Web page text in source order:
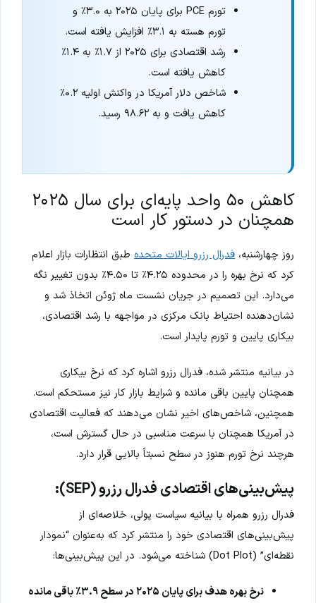
تورم PCE برای پایان ۲۰۲۵ به ۳.۰٪ و
تورم هسته به ۳.۱٪ افزایش یافته است.
رشد اقتصادی برای ۲۰۲۵ از ۱.۷٪ به ۱.۴٪
کاهش یافته است.
شاخص دلار آمریکا در واکنش اولیه ۰.۲٪
کاهش یافت و به ۹۸.۶۲ رسید.
کاهش ۵۰ واحد پایه‌ای برای سال ۲۰۲۵
همچنان در دستور کار است
روز چهارشنبه، فدرال رزرو ایالات متحده طبق انتظارات بازار اعلام
کرد که نرخ بهره را در محدوده ۴.۲۵٪ تا ۴.۵۰٪ بدون تغییر نگه
می‌دارد. این تصمیم در جریان نشست ماه ژوئن اتخاذ شد و
نشان‌دهنده احتیاط بانک مرکزی در مواجهه با رشد اقتصادی،
بیکاری پایین و تورم پایدار است.
در بیانیه منتشر شده، فدرال رزرو اشاره کرد که نرخ بیکاری
همچنان پایین باقی مانده و شرایط بازار کار نیز مستحکم است.
همچنین، شاخص‌های اخیر نشان می‌دهند که فعالیت اقتصادی
در آمریکا همچنان با سرعت مناسبی در حال گسترش است،
هرچند نرخ تورم هنوز در سطح نسبتاً بالایی قرار دارد.
پیش‌بینی‌های اقتصادی فدرال رزرو (SEP):
فدرال رزرو همراه با بیانیه سیاست پولی، خلاصه‌ای از
پیش‌بینی‌های اقتصادی خود را منتشر کرد که به‌عنوان “نمودار
نقطه‌ای” (Dot Plot) شناخته می‌شود. در این پیش‌بینی‌ها:
نرخ بهره هدف برای پایان ۲۰۲۵ در سطح ۳.۹٪ باقی مانده